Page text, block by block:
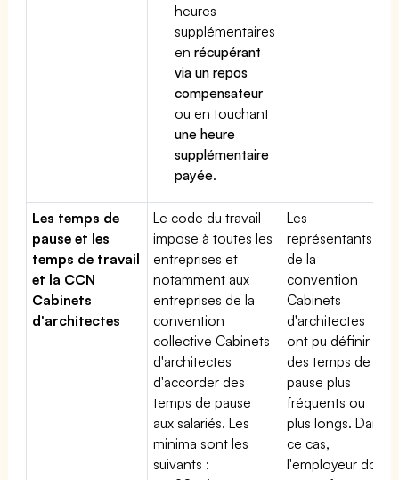
heures
supplémentaires
enrécupérant
via un repos
compensateur
ou en touchant
une heure
supplémentaire
payée.
Les temps de
pause et les
temps de travail
et la CCN
Cabinets
d'architectes
Le code du travail
impose à toutes les
entreprises et
notamment aux
entreprises de la
convention
collective Cabinets
d'architectes
d'accorder des
temps de pause
aux salariés. Les
minima sont les
suivants :
Les
représentants
de la
convention
Cabinets
d'architectes
ont pu définir
des temps de
pause plus
fréquents ou
plus longs. Dans
ce cas,
l'employeur doit